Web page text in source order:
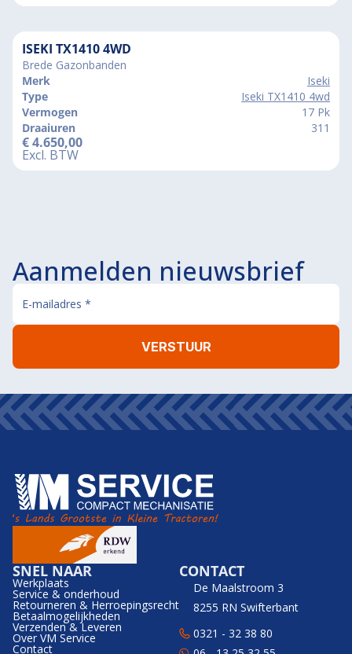
ISEKI TX1410 4WD
Brede Gazonbanden
Merk
Iseki
Type
Iseki TX1410 4wd
Vermogen
17 Pk
Draaiuren
311
€4.650,00
Excl. BTW
Aanmelden nieuwsbrief
SNEL NAAR
Werkplaats
Service & onderhoud
Retourneren & Herroepingsrecht
Betaalmogelijkheden
Verzenden & Leveren
Over VM Service
Contact
CONTACT
De Maalstroom 3
8255 RN Swifterbant
0321 - 32 38 80